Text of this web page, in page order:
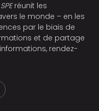
SPEréunit les
le monde – en les
par le biais de
et de partage
rendez-